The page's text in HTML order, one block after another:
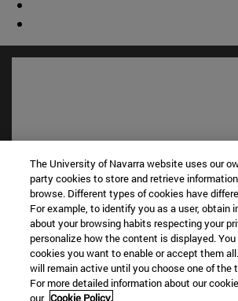
Accesos directos
Biblioteca(abre en nueva ventana)
Mi correo(abre en nueva ventana)
Aula virtual ADI(abre en nueva
The University of Navarra website uses our
party cookies to store and retrieve
browse. Different types of cookies have
For example, to identify you as a user, obtain
about your browsing habits respecting your
personalize how the content is displayed.
cookies you want to enable or accept them
will remain active until you choose one of the
For more detailed information about our
our Cookie Policy.